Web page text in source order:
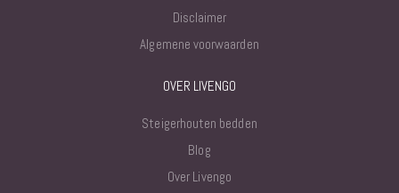
Disclaimer
Algemene voorwaarden
OVER LIVENGO
Steigerhouten bedden
Blog
Over Livengo